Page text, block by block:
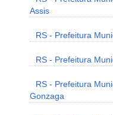
Assis
RS - Prefeitura
RS - Prefeitura
RS - Prefeitura
Gonzaga